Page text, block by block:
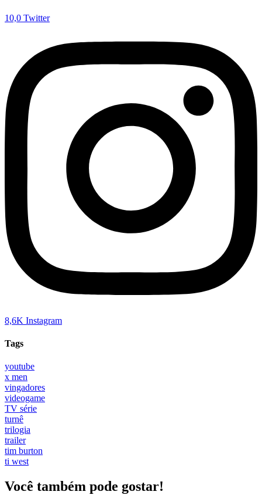
10,0 Twitter
8,6K Instagram
Tags
youtube
x men
vingadores
videogame
TV série
turnê
trilogia
trailer
tim burton
ti west
Você também pode gostar!